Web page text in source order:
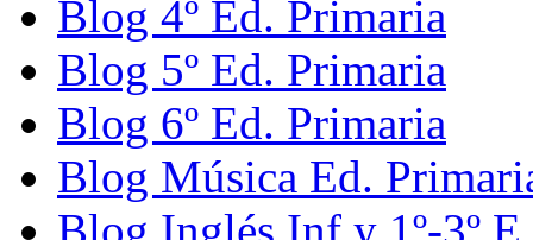
Blog 4º Ed. Primaria
Blog 5º Ed. Primaria
Blog 6º Ed. Primaria
Blog Música Ed.